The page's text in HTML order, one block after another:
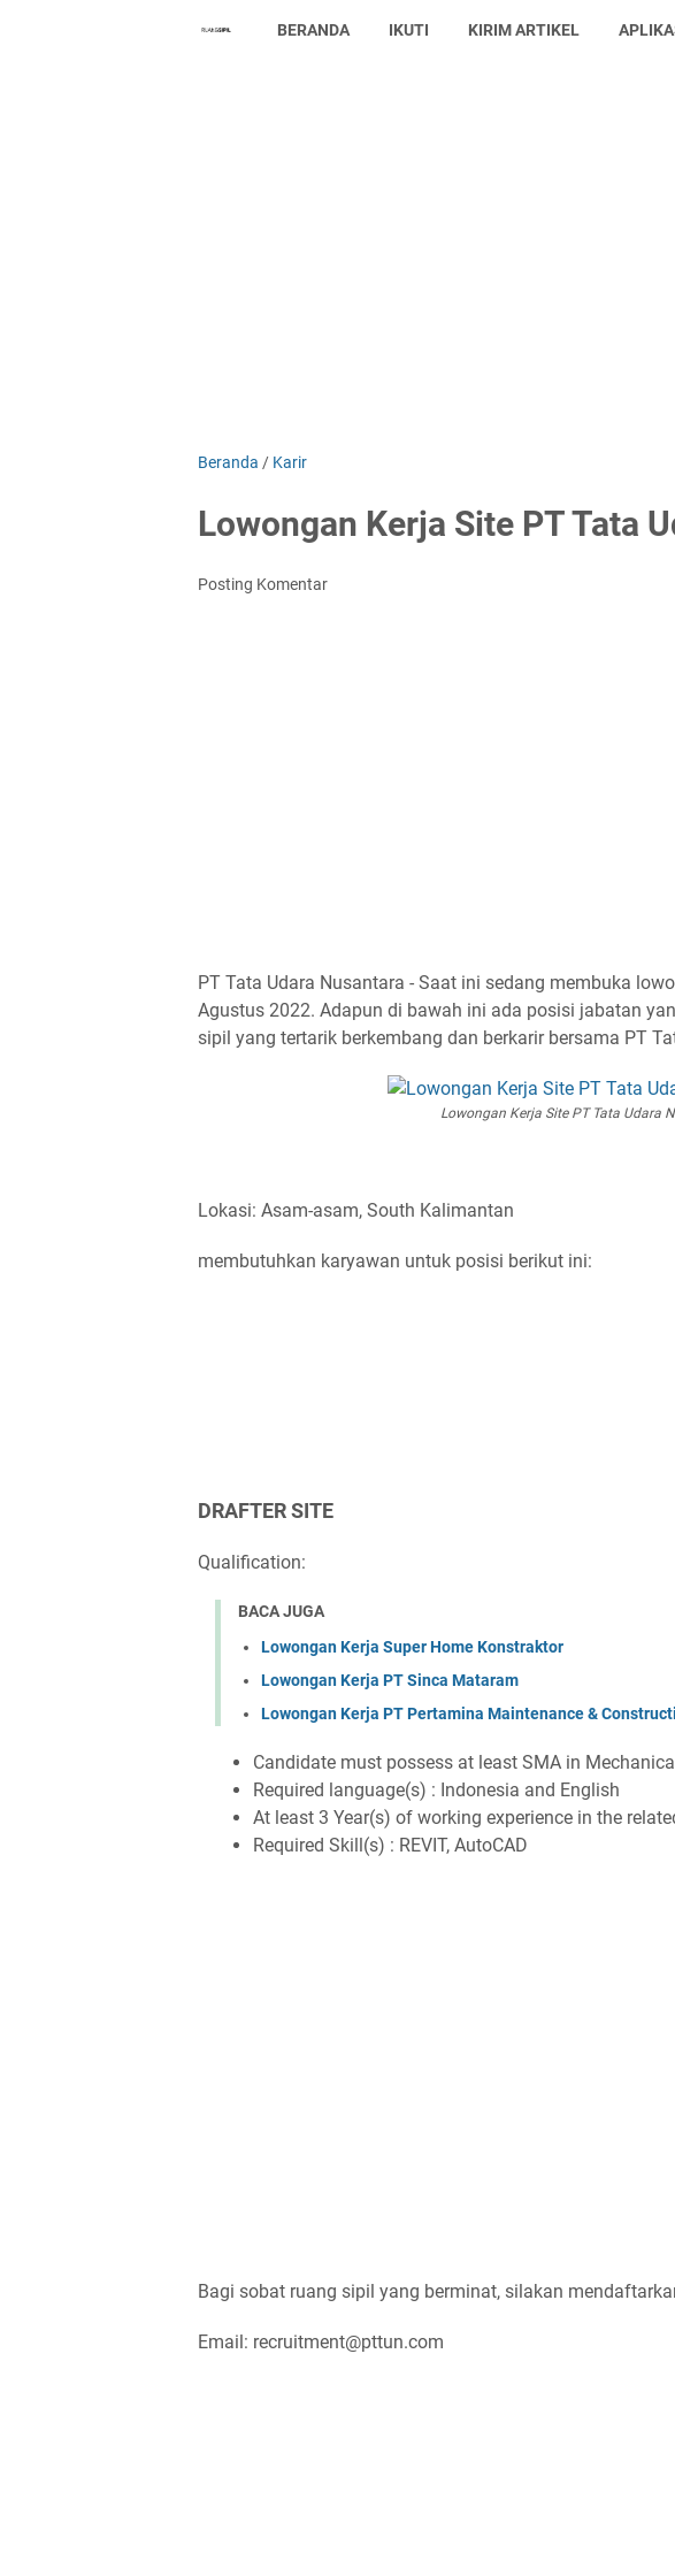
BERANDA IKUTI KIRIM ARTIKEL
Beranda / Karir
Lowongan Kerja Site PT Tata
Posting Komentar
PT Tata Udara Nusantara - Saat ini sedang membuka
Agustus 2022. Adapun di bawah ini ada posisi jabatan
sipil yang tertarik berkembang dan berkarir bersama PT
Lowongan Kerja Site PT Tata Udara
Lokasi: Asam-asam, South Kalimantan
membutuhkan karyawan untuk posisi berikut ini:
DRAFTER SITE
Qualification:
BACA JUGA
Lowongan Kerja Super Home Konstraktor
Lowongan Kerja PT Sinca Mataram
Lowongan Kerja PT Pertamina Maintenance &
Candidate must possess at least SMA in
Required language(s) : Indonesia and English
At least 3 Year(s) of working experience in the
Required Skill(s) : REVIT, AutoCAD
Bagi sobat ruang sipil yang berminat, silakan
Email: recruitment@pttun.com